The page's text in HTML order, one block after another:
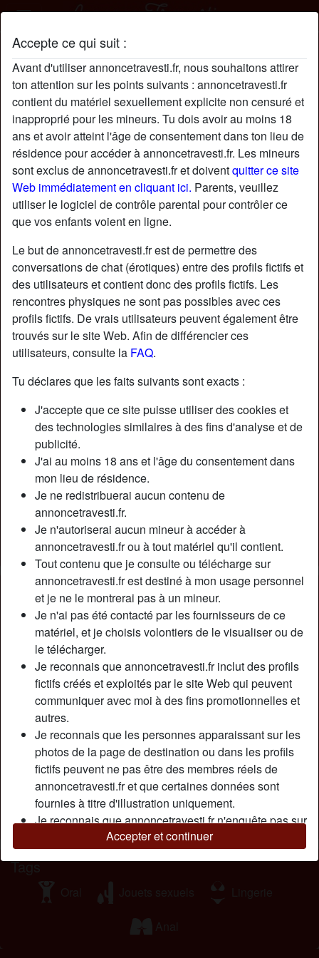
Accepte ce qui suit :
Avant d'utiliser annoncetravesti.fr, nous souhaitons attirer
ton attention sur les points suivants : annoncetravesti.fr
contient du matériel sexuellement explicite non censuré et
inapproprié pour les mineurs. Tu dois avoir au moins 18
ans et avoir atteint l'âge de consentement dans ton lieu de
résidence pour accéder à annoncetravesti.fr. Les mineurs
sont exclus de annoncetravesti.fr et doiventquitter ce site
Web immédiatement en cliquant ici. Parents, veuillez
utiliser le logiciel de contrôle parental pour contrôler ce
que vos enfants voient en ligne.
Le but de annoncetravesti.fr est de permettre des
conversations de chat (érotiques) entre des profils fictifs et
des utilisateurs et contient donc des profils fictifs. Les
rencontres physiques ne sont pas possibles avec ces
profils fictifs. De vrais utilisateurs peuvent également être
trouvés sur le site Web. Afin de différencier ces
utilisateurs, consulte la FAQ.
Tu déclares que les faits suivants sont exacts :
J'accepte que ce site puisse utiliser des cookies et
des technologies similaires à des fins d'analyse et de
publicité.
J'ai au moins 18 ans et l'âge du consentement dans
mon lieu de résidence.
Je ne redistribuerai aucun contenu de
annoncetravesti.fr.
Je n'autoriserai aucun mineur à accéder à
annoncetravesti.fr ou à tout matériel qu'il contient.
Tout contenu que je consulte ou télécharge sur
annoncetravesti.fr est destiné à mon usage personnel
et je ne le montrerai pas à un mineur.
Je n'ai pas été contacté par les fournisseurs de ce
matériel, et je choisis volontiers de le visualiser ou de
le télécharger.
Je reconnais que annoncetravesti.fr inclut des profils
fictifs créés et exploités par le site Web qui peuvent
communiquer avec moi à des fins promotionnelles et
autres.
Je reconnais que les personnes apparaissant sur les
photos de la page de destination ou dans les profils
fictifs peuvent ne pas être des membres réels de
annoncetravesti.fr et que certaines données sont
fournies à titre d'illustration uniquement.
Je reconnais que annoncetravesti.fr n'enquête pas sur
les antécédents de ses membres et que le site Web
ne tente pas autrement de vérifier l'exactitude des
Accepter et continuer
MarieBlanchet profil
starAjouter chatDiscuter !
Nickname:
Âge:
32
Département:
Morbihan
Sexe:
Transexuelle
Sexualité:
Relation:
Couleur des cheveux:
Brunette
Couleur des yeux:
Épilé(e):
Non
Fumeur(euse):
Non
Description
Je pense sérieusement qu’il n’y a pas un seul homme sur
cette terre qui a un appétit sexuel assez féroce pour me
contenter. C’est un véritable problème de vie être
nymphomane ! Dans mon cas, cela veut dire que je passe
un temps fou à chaque jour dédié au sexe. Comme je suis
célibataire car incapable d’être fidèle à un seul homme, je
me retrouve avec la problématique de trouver de nouveaux
partenaires fréquemment. Je suis donc connectée ici pour
m’amuser en ligne avec un ou plusieurs hommes très
coquin de préférence. Je suis disponible en privé.
Cherche
Transexuelle, Bisexuel(le), Africain(e), 26-35
Tags